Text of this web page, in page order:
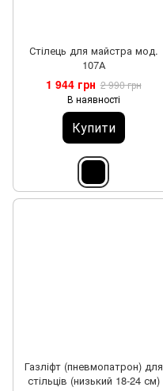
Стілець для майстра мод.
107А
1 944 грн 2 990 грн
В наявності
Купити
Газліфт (пневмопатрон) для
стільців (низький 18-24 см)